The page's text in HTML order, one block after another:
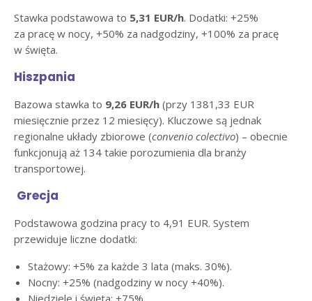
Stawka podstawowa to 5,31 EUR/h. Dodatki: +25%
za pracę w nocy, +50% za nadgodziny, +100% za pracę
w święta.
Hiszpania
Bazowa stawka to 9,26 EUR/h (przy 1381,33 EUR
miesięcznie przez 12 miesięcy). Kluczowe są jednak
regionalne układy zbiorowe (convenio colectivo) – obecnie
funkcjonują aż 134 takie porozumienia dla branży
transportowej.
Grecja
Podstawowa godzina pracy to 4,91 EUR. System
przewiduje liczne dodatki:
Stażowy: +5% za każde 3 lata (maks. 30%).
Nocny: +25% (nadgodziny w nocy +40%).